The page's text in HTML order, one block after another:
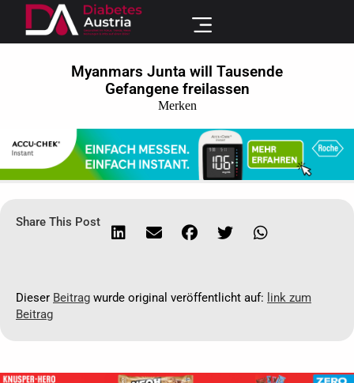
Myanmars Junta will Tausende
Gefangene freilassen
Merken
Share This Post
Dieser Beitrag wurde original veröffentlicht auf: link zum
Beitrag